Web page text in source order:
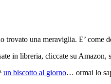
trovato una meraviglia. E’ come
in libreria, cliccate su
un biscotto al giorno… ormai lo